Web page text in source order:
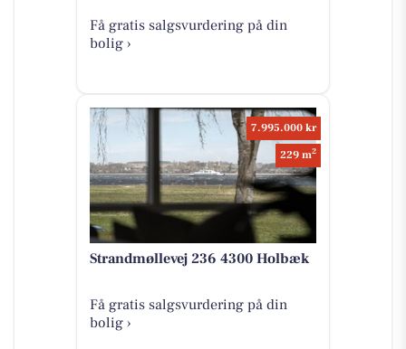
Få gratis salgsvurdering på din
bolig ›
7.995.000 kr
229 m2
Strandmøllevej 236 4300 Holbæk
Få gratis salgsvurdering på din
bolig ›